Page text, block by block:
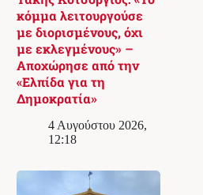
κόμμα λειτουργούσε
με διορισμένους, όχι
με εκλεγμένους» –
Αποχώρησε από την
«Ελπίδα για τη
Δημοκρατία»
4 Αυγούστου 2026,
12:18